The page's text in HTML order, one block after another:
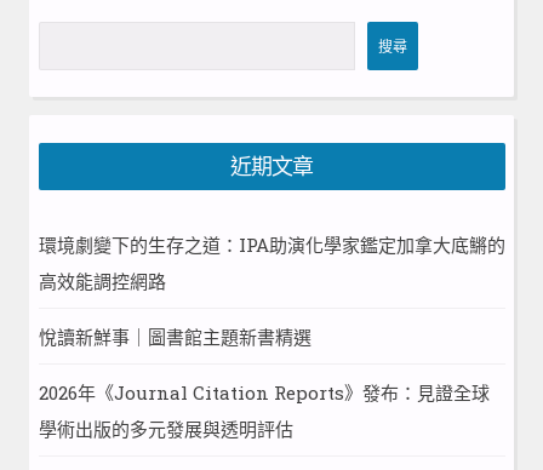
尋
搜尋
近期文章
環境劇變下的生存之道：IPA助演化學家鑑定加拿大底鱂的
高效能調控網路
悅讀新鮮事｜圖書館主題新書精選
2026年《Journal Citation Reports》發布：見證全球
學術出版的多元發展與透明評估